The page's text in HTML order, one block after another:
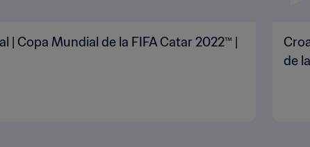
| Copa Mundial de la FIFA Catar 2022™ |
de